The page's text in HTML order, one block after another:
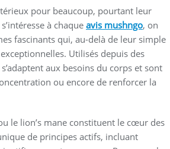
pour beaucoup, pourtant leur
à chaque avis mushngo, on
fascinants qui, au-delà de leur simple
Utilisés depuis des
aux besoins du corps et sont
ou encore de renforcer la
le lion’s mane constituent le cœur des
de principes actifs, incluant